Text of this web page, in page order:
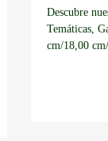
Descubre
Temáticas,
cm/18,00